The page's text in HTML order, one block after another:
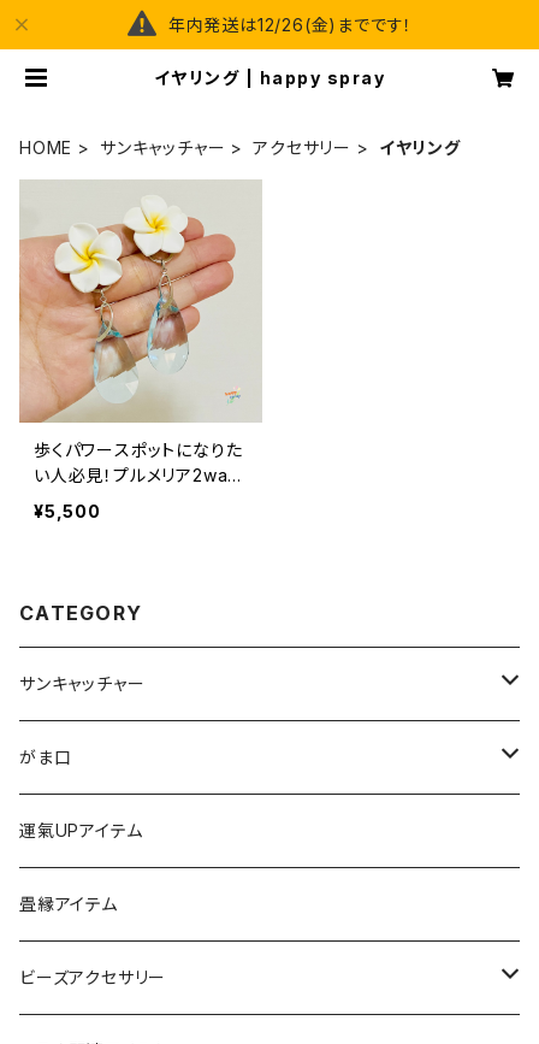
年内発送は12/26(金)までです！
イヤリング | happy spray
HOME サンキャッチャー アクセサリー イヤリング
歩くパワースポットになりた
い人必見！プルメリア2way
イヤリング
¥5,500
CATEGORY
サンキャッチャー
ストラップ
チャーム
バッグチャーム
カーアクセサリー
がま口
ちびがま
カードケース
コインケース
運氣UPアイテム
畳縁アイテム
ビーズアクセサリー